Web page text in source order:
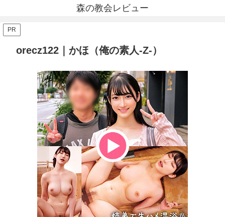
森の教会レビュー
PR
orecz122｜かほ（俺の素人-Z-）